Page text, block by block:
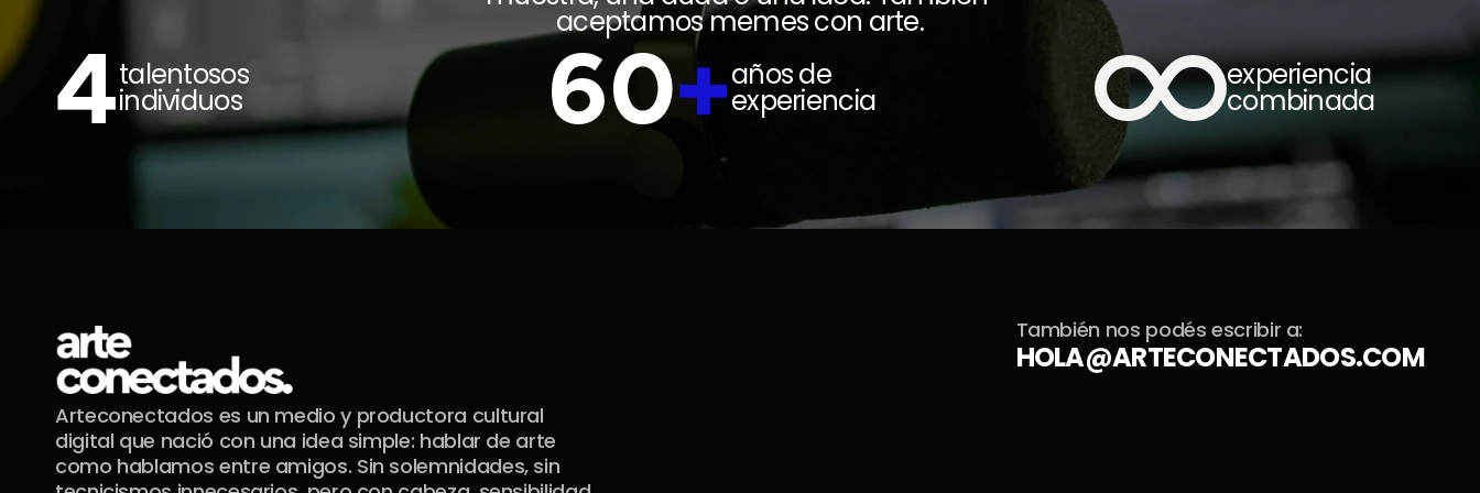
aceptamos memes con arte.
4talentosos
individuos 60+años de
experiencia
experiencia
combinada
Arteconectados es un medio y productora cultural
digital que nació con una idea simple: hablar de arte
como hablamos entre amigos. Sin solemnidades, sin
También nos podés escribir a:
HOLA@ARTECONECTADOS.COM